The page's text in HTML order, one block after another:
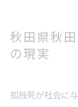
解説
孤独死
なぜ孤独死
秋田県秋
の現実
孤独死が社会に